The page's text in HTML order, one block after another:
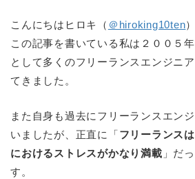
こんにちはヒロキ（ ＠hiroking10ten
この記事を書いている私は２００５
として多くのフリーランスエンジニ
てきました。
また自身も過去にフリーランスエン
いましたが、正直に「フリーランス
におけるストレスがかなり満載 」だ
す。